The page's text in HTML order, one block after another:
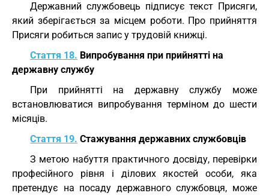
Державний службовець підписує текст Присяги,
який зберігається за місцем роботи. Про прийняття
Присяги робиться запис у трудовій книжці.
Стаття 18. Випробування при прийнятті на
державну службу
При прийнятті на державну службу може
встановлюватися випробування терміном до шести
місяців.
Стаття 19. Стажування державних службовців
З метою набуття практичного досвіду, перевірки
професійного рівня і ділових якостей особи, яка
претендує на посаду державного службовця, може